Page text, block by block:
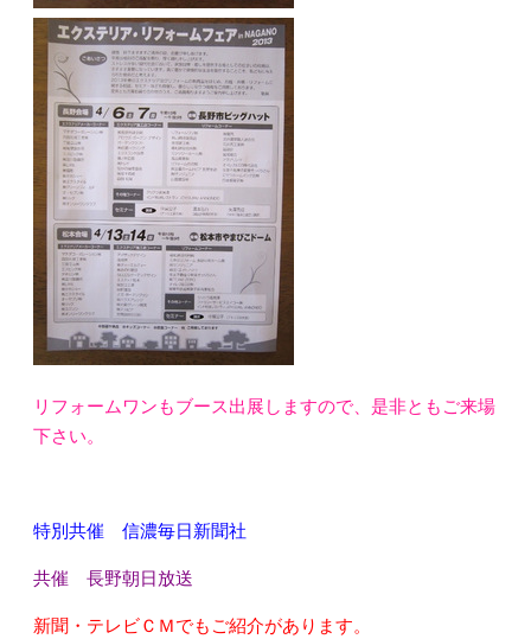
リフォームワンもブース出展しますので、是非ともご来場
下さい。
特別共催 信濃毎日新聞社
共催 長野朝日放送
新聞・テレビＣＭでもご紹介があります。